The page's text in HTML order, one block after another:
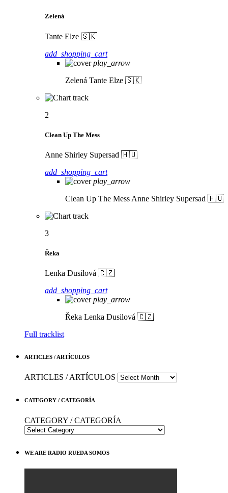
Zelená
Tante Elze 🇸🇰
add_shopping_cart
play_arrow
Zelená Tante Elze 🇸🇰
2
Clean Up The Mess
Anne Shirley Supersad 🇭🇺
add_shopping_cart
play_arrow
Clean Up The Mess Anne Shirley Supersad 🇭🇺
3
Řeka
Lenka Dusilová 🇨🇿
add_shopping_cart
play_arrow
Řeka Lenka Dusilová 🇨🇿
Full tracklist
ARTICLES / ARTÍCULOS
ARTICLES / ARTÍCULOS
CATEGORY / CATEGORÍA
CATEGORY / CATEGORÍA
WE ARE RADIO RUEDA SOMOS